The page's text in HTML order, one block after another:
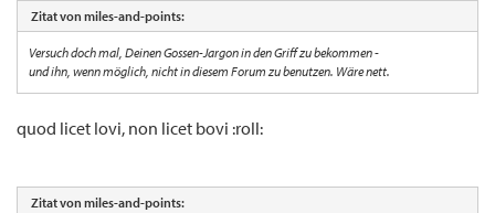
Zitat von miles-and-points:
Versuch doch mal, Deinen Gossen-Jargon in den Griff zu bekommen -
und ihn, wenn möglich, nicht in diesem Forum zu benutzen. Wäre nett.
quod licet Iovi, non licet bovi :roll:
Zitat von miles-and-points: